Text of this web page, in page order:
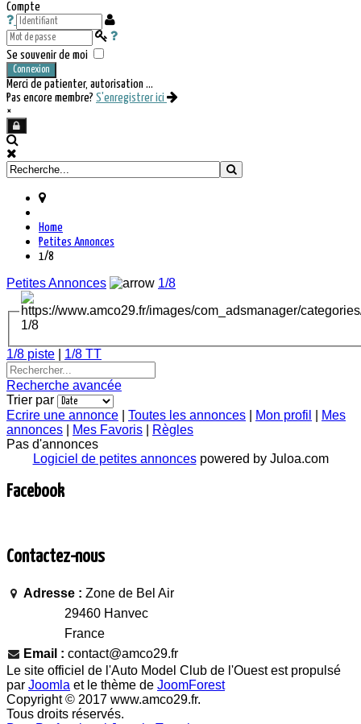
Compte
Se souvenir de moi
Connexion
Merci de patienter, autorisation ...
Pas encore membre? S'enregistrer ici
×
Home
Petites Annonces
1/8
Petites Annonces 1/8
1/8
1/8 piste 1/8 TT
Recherche avancée
Trier par
Ecrire une annonce
Toutes les annonces Mon profil
Mes
annonces
Mes Favoris
Règles
Pas d'annonces
Logiciel de petites annoncespowered by Juloa.com
Facebook
Contactez-nous
Adresse : Zone de Bel Air
29460 Hanvec
France
Email : contact@amco29.fr
Le site officiel de l'Auto Model Club de l'Ouest est propulsé
par Joomla et le thème de JoomForest
Copyright © 2017 www.amco29.fr.
Tous droits réservés.